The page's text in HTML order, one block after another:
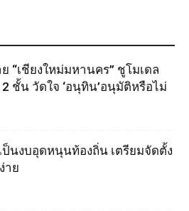
“เชียงใหม่มหานคร” ชูโมเดล
ชั้น วัดใจ ‘อนุทิน’อนุมัติหรือไม่
นงบอุดหนุนท้องถิ่น เตรียมจัดตั้ง
าย